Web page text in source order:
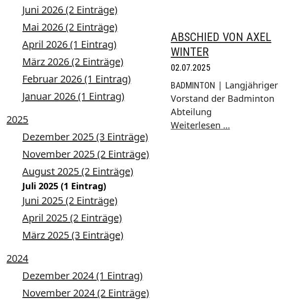
Juni 2026 (2 Einträge)
Mai 2026 (2 Einträge)
April 2026 (1 Eintrag)
März 2026 (2 Einträge)
Februar 2026 (1 Eintrag)
Januar 2026 (1 Eintrag)
2025
Dezember 2025 (3 Einträge)
November 2025 (2 Einträge)
August 2025 (2 Einträge)
Juli 2025 (1 Eintrag)
Juni 2025 (2 Einträge)
April 2025 (2 Einträge)
März 2025 (3 Einträge)
2024
Dezember 2024 (1 Eintrag)
November 2024 (2 Einträge)
ABSCHIED VON AXEL
WINTER
02.07.2025
BADMINTON | Langjähriger
Vorstand der Badminton
Abteilung
Weiterlesen …Abschied